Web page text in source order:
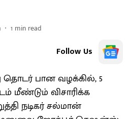
1 min read
Follow Us
தொடர் பான வழக்கில், 5
மீண்டும் விசாரிக்க
நடிகர் சல்மான்